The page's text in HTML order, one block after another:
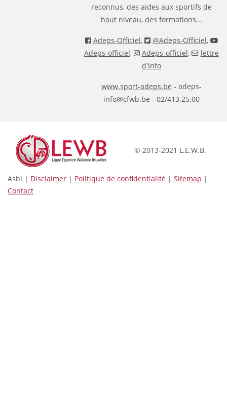
reconnus, des aides aux sportifs de
haut niveau, des formations...
Adeps-Officiel, @Adeps-Officiel,
Adeps-officiel, Adeps-officiel,
lettre
d'info
www.sport-adeps.be - adeps-
info@cfwb.be - 02/413.25.00
© 2013-2021 L.E.W.B.
Asbl | Disclaimer | Politique de confidentialité | Sitemap |
Contact